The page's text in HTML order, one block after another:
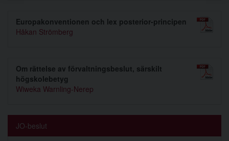
Europakonventionen och lex posterior-principen
Håkan Strömberg
Om rättelse av förvaltningsbeslut, särskilt
högskolebetyg
Wiweka Warnling-Nerep
JO-beslut